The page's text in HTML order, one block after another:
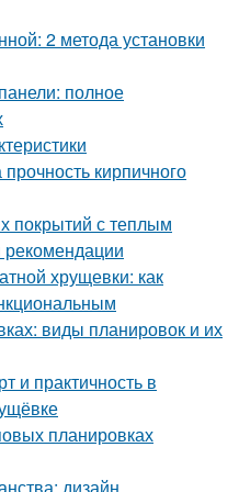
2 метода установки
полное
кирпичного
покрытий с теплым
хрущевки: как
виды планировок и их
и практичность в
планировках
дизайн